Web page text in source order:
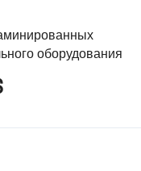
оборудования